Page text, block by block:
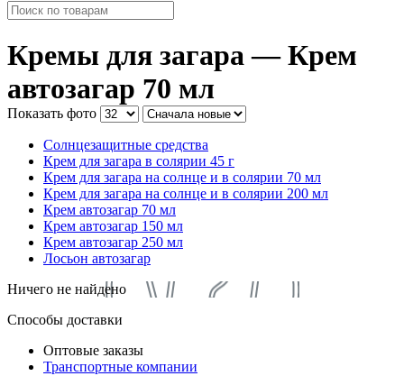
Кремы для загара —Крем
автозагар 70 мл
Показать фото
Солнцезащитные средства
Крем для загара в солярии 45 г
Крем для загара на солнце и в солярии 70 мл
Крем для загара на солнце и в солярии 200 мл
Крем автозагар 70 мл
Крем автозагар 150 мл
Крем автозагар 250 мл
Лосьон автозагар
Ничего не найдено
Способы доставки
Оптовые заказы
Транспортные компании